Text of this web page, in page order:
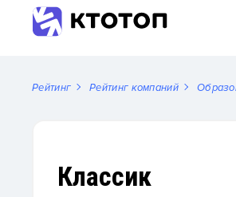
Рейтинг Рейтинг компаний
Классик